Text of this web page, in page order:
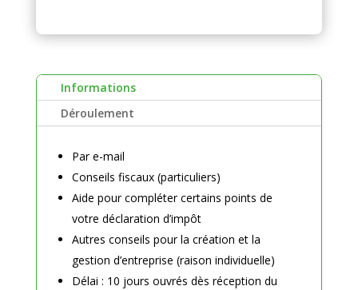
r
a
v
Informations
Déroulement
Par e-mail
Conseils fiscaux (particuliers)
Aide pour compléter certains points de
votre déclaration d’impôt
Autres conseils pour la création et la
gestion d’entreprise (raison individuelle)
Délai : 10 jours ouvrés dès réception du